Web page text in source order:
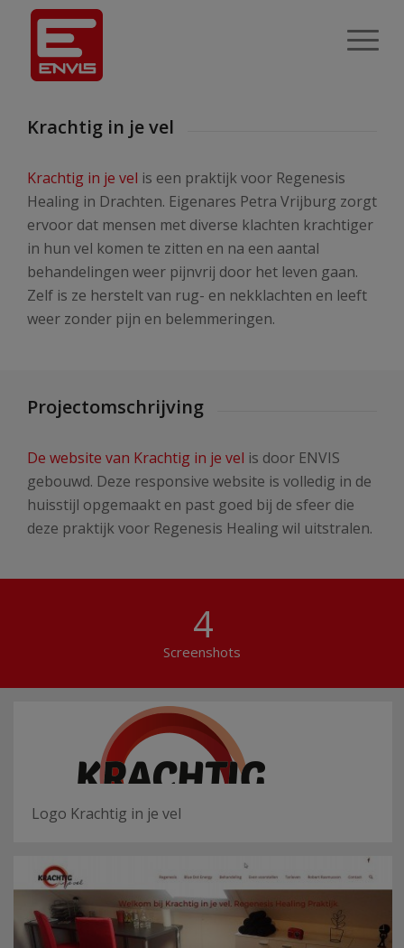
Krachtig in je vel
Krachtig in je vel is een praktijk voor Regenesis
Healing in Drachten. Eigenares Petra Vrijburg zorgt
ervoor dat mensen met diverse klachten krachtiger
in hun vel komen te zitten en na een aantal
behandelingen weer pijnvrij door het leven gaan.
Zelf is ze herstelt van rug- en nekklachten en leeft
weer zonder pijn en belemmeringen.
Projectomschrijving
De website van Krachtig in je vel is door ENVIS
gebouwd. Deze responsive website is volledig in de
huisstijl opgemaakt en past goed bij de sfeer die
deze praktijk voor Regenesis Healing wil uitstralen.
4
Screenshots
Logo Krachtig in je vel